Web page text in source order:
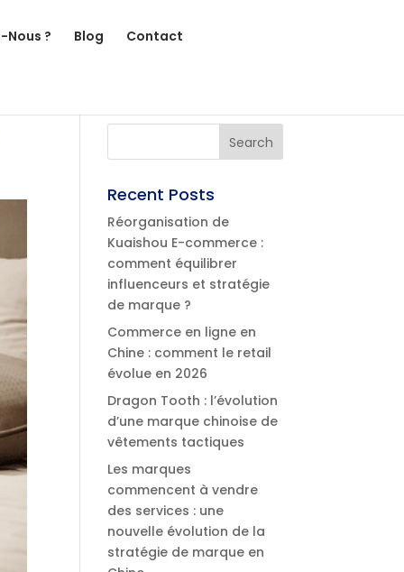
Nous ? Blog Contact
Recent Posts
Réorganisation de
Kuaishou E-commerce :
comment équilibrer
influenceurs et stratégie
de marque ?
Commerce en ligne en
Chine : comment le retail
évolue en 2026
Dragon Tooth : l’évolution
d’une marque chinoise de
vêtements tactiques
Les marques
commencent à vendre
des services : une
nouvelle évolution de la
stratégie de marque en